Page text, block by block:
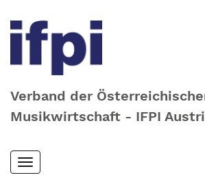
Verband der
Musikwirtschaft - IFPI
Skip
to
Toggle
navigation